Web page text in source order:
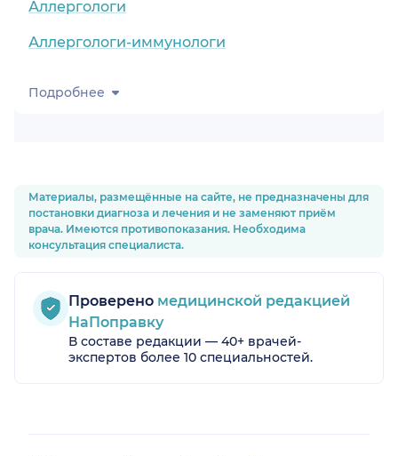
Аллергологи
Аллергологи-иммунологи
Подробнее
Материалы, размещённые на сайте, не предназначены для
постановки диагноза и лечения и не заменяют приём
врача. Имеются противопоказания. Необходима
консультация специалиста.
Проверено медицинской редакцией
НаПоправку
В составе редакции — 40+ врачей-
экспертов более 10 специальностей.